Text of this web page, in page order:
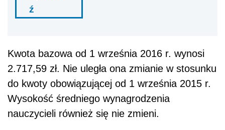
ź
Kwota bazowa od 1 września 2016 r. wynosi
2.717,59 zł. Nie uległa ona zmianie w stosunku
do kwoty obowiązującej od 1 września 2015 r.
Wysokość średniego wynagrodzenia
nauczycieli również się nie zmieni.